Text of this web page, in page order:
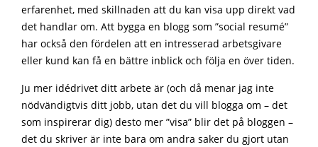
erfarenhet, med skillnaden att du kan visa upp direkt vad
det handlar om. Att bygga en blogg som ”social resumé”
har också den fördelen att en intresserad arbetsgivare
eller kund kan få en bättre inblick och följa en över tiden.
Ju mer idédrivet ditt arbete är (och då menar jag inte
nödvändigtvis ditt jobb, utan det du vill blogga om – det
som inspirerar dig) desto mer ”visa” blir det på bloggen –
det du skriver är inte bara om andra saker du gjort utan